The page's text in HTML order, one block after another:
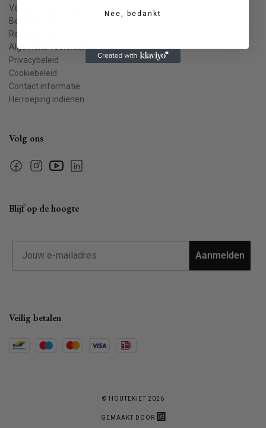
Veelgestelde vragen
Bestellen & leveren
Retourneren
Algemene voorwaarden
Privacybeleid
Cookiebeleid
Contact informatie
Herroeping indienen
Volg ons
FacebookInstagramYouTubeLinkedin
Blijf op de hoogte
Aanmelden
Veilig betalen
© HOUTEKIET 2026
GEMAAKT DOOR
Nee, bedankt